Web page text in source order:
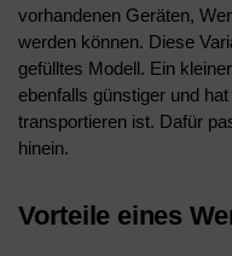
vorhandenen Geräten,
werden können. Diese
gefülltes Modell. Ein
ebenfalls günstiger und
transportieren ist. Dafür
hinein.
Vorteile eines